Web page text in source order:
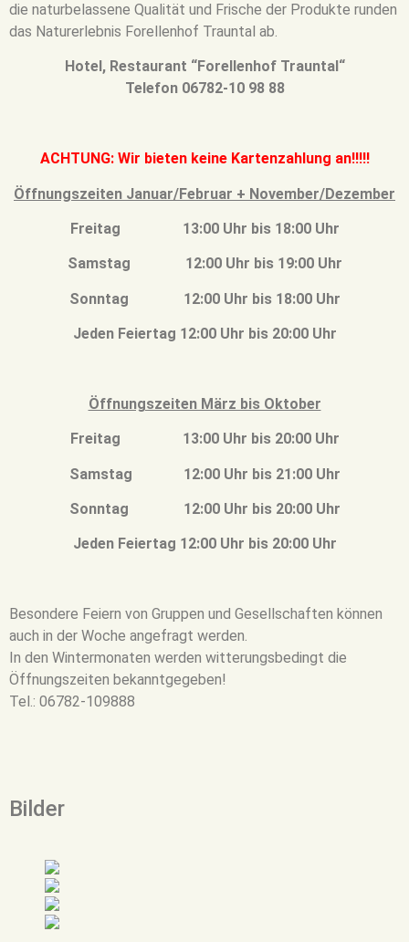
die naturbelassene Qualität und Frische der Produkte runden
das Naturerlebnis Forellenhof Trauntal ab.
Hotel, Restaurant “Forellenhof Trauntal“
Telefon 06782-10 98 88
ACHTUNG: Wir bieten keine Kartenzahlung an!!!!!
Öffnungszeiten Januar/Februar + November/Dezember
Freitag 13:00 Uhr bis 18:00 Uhr
Samstag 12:00 Uhr bis 19:00 Uhr
Sonntag 12:00 Uhr bis 18:00 Uhr
Jeden Feiertag 12:00 Uhr bis 20:00 Uhr
Öffnungszeiten März bis Oktober
Freitag 13:00 Uhr bis 20:00 Uhr
Samstag 12:00 Uhr bis 21:00 Uhr
Sonntag 12:00 Uhr bis 20:00 Uhr
Jeden Feiertag 12:00 Uhr bis 20:00 Uhr
Besondere Feiern von Gruppen und Gesellschaften können
auch in der Woche angefragt werden.
In den Wintermonaten werden witterungsbedingt die
Öffnungszeiten bekanntgegeben!
Tel.: 06782-109888
Bilder